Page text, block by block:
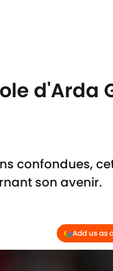
d'Arda
confondues,
son avenir.
Add us as